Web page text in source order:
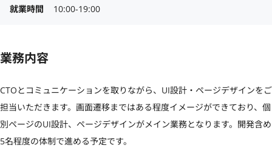
就業時間
10:00-19:00
業務内容
CTOとコミュニケーションを取りながら、UI設計・ページデザインをご
担当いただきます。画面遷移まではある程度イメージができており、個
別ページのUI設計、ページデザインがメイン業務となります。開発含め
5名程度の体制で進める予定です。